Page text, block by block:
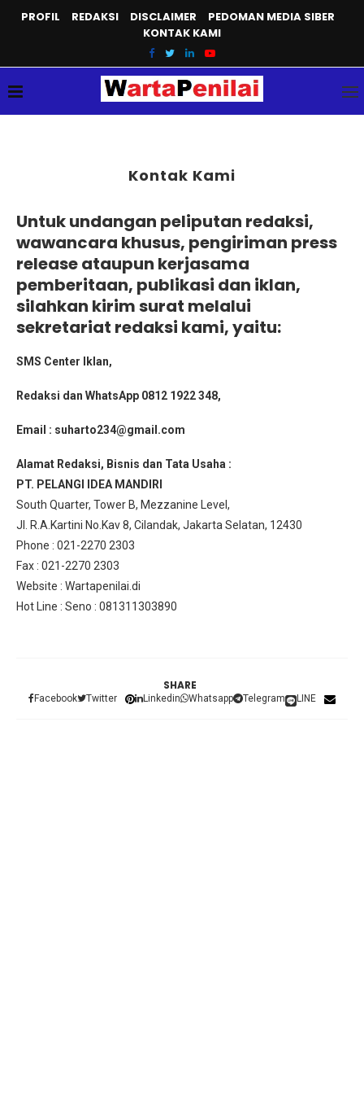
PROFIL REDAKSI DISCLAIMER
PEDOMAN MEDIA SIBER
KONTAK KAMI
Kontak Kami
Untuk undangan peliputan redaksi,
wawancara khusus, pengiriman press
release ataupun kerjasama
pemberitaan, publikasi dan iklan,
silahkan kirim surat melalui
sekretariat redaksi kami, yaitu:
SMS Center Iklan,
Redaksi dan WhatsApp 0812 1922 348,
Email : suharto234@gmail.com
Alamat Redaksi, Bisnis dan Tata Usaha :
PT. PELANGI IDEA MANDIRI
South Quarter, Tower B, Mezzanine Level,
Jl. R.A.Kartini No.Kav 8, Cilandak, Jakarta Selatan, 12430
Phone : 021-2270 2303
Fax : 021-2270 2303
Website : Wartapenilai.di
Hot Line : Seno : 081311303890
SHARE
Facebook Twitter Linkedin Whatsapp Telegram LINE